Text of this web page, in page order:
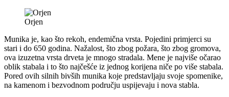
Orjen
Munika je, kao što rekoh, endemična vrsta. Pojedini primjerci su
stari i do 650 godina. Nažalost, što zbog požara, što zbog gromova,
ova izuzetna vrsta drveta je mnogo stradala. Mene je najviše očarao
oblik stabala i to što najčešće iz jednog korijena niče po više stabala.
Pored ovih silnih bivših munika koje predstavljaju svoje spomenike,
na kamenom i bezvodnom području uspijevaju i nova stabla.